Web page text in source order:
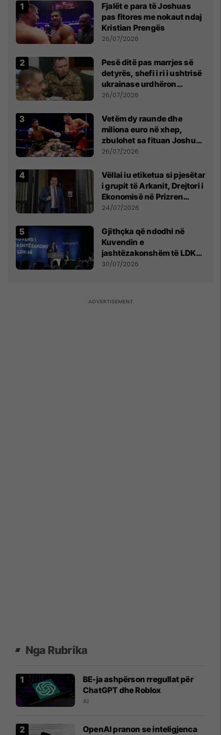
Fjalët e para të Joshuas
pas fitores me nokaut ndaj
Kristian Prengës
26/07/2026
Pesë ditë pas marrjes së
detyrës, shefi i ri i ushtrisë
ukrainase urdhëron
kontroll të madh
26/07/2026
Vetëm dy raunde dhe
miliona euro në xhep,
zbulohet sa fituan Joshua
e Prenga
26/07/2026
Vëllai iu etiketua si pjesëtar
i grupit të Arkanit, Drejtori i
Ekonomisë në Prizren
mohon pretendimet
24/07/2026
Gjithçka që ndodhi në
Kuvendin e
jashtëzakonshëm të LDK-
së
30/07/2026
Nga Rubrika
BE-ja ashpërson rregullat për
ChatGPT dhe Roblox
AI
OpenAI pranon se inteligjenca